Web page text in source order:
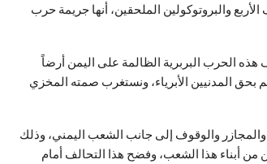
والبروتوكولين الملحقين، أنها جريمة حرب
هذه الحرب البربرية الظالمة على اليمن أرضاً
بحق المدنيين الأبرياء، ونستغرب صمته المخزي
والمجازر والوقوف إلى جانب الشعب اليمني، وذلك
أبناء هذا الشعب، وفضح هذا التحالف أمام